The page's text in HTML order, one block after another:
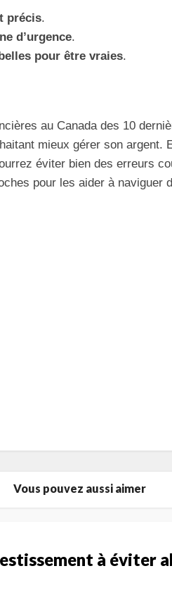
précis.
d’urgence.
pour être vraies.
au Canada des 10
mieux gérer son argent.
éviter bien des erreurs
pour les aider à naviguer
Vous pouvez aussi aimer
à éviter